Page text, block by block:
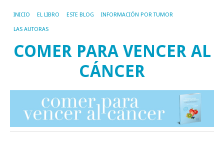
INICIO EL LIBRO ESTE BLOG INFORMACIÓN POR TUMOR
LAS AUTORAS
COMER PARA VENCER AL
CÁNCER